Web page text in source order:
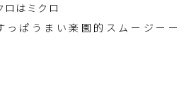
ロはミクロ
っぱうまい楽園的スムージーー